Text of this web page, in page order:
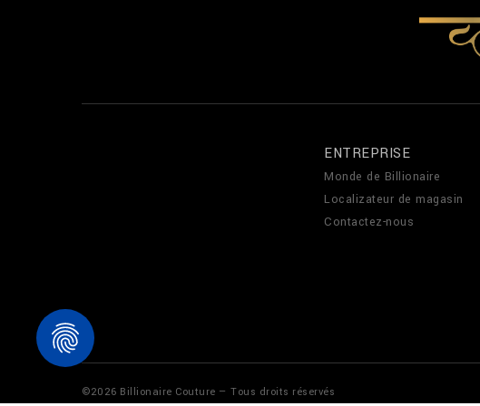
ENTREPRISE
Monde de Billionaire
Localizateur de magasin
Contactez-nous
©2026 Billionaire Couture — Tous droits réservés